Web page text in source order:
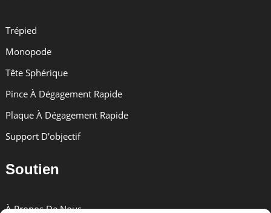
Trépied
Monopode
Tête Sphérique
Pince À Dégagement Rapide
Plaque À Dégagement Rapide
Support D'objectif
Soutien
À Propos De Nous